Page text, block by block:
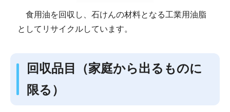
食用油を回収し、石けんの材料となる工業用油脂
としてリサイクルしています。
回収品目（家庭から出るものに
限る）